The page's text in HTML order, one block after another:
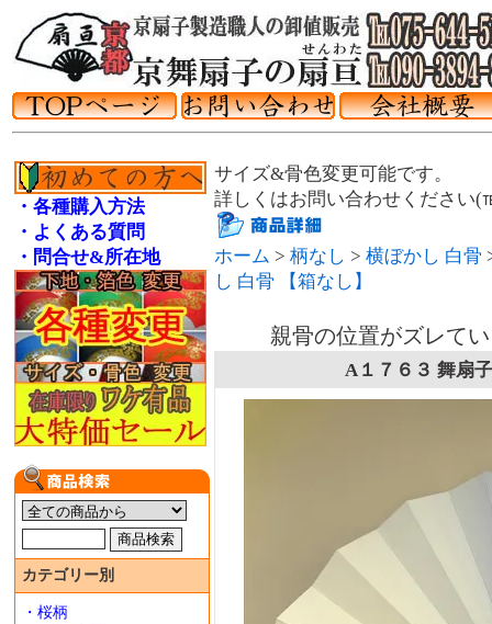
・各種購入方法
・よくある質問
・問合せ&所在地
カテゴリー別
・桜柄
サイズ&骨色変更可能です。
詳しくはお問い合わせください
ホーム > 柄なし > 横ぼかし 白骨
し 白骨 【箱なし】
親骨の位置がズレて
A１７６３ 舞扇